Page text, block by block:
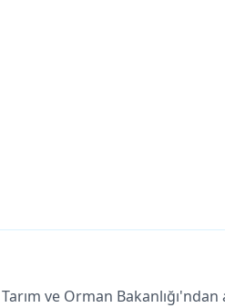
ve Orman Bakanlığı'ndan